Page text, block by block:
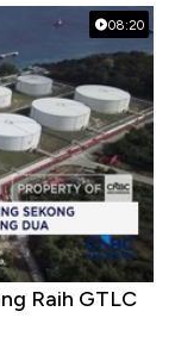
08:20
Raih GTLC